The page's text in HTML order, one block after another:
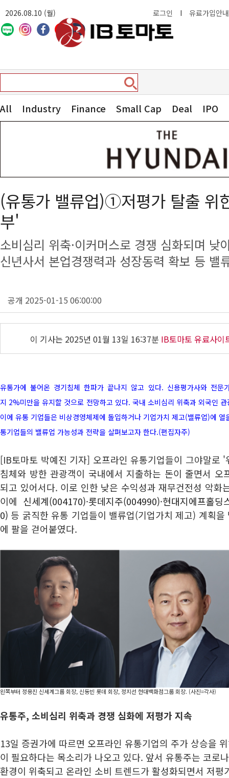
2026.08.10 (월) 로그인 I 유료가입안내
All Industry Finance Small Cap Deal IPO
(유통가 밸류업)①저평가 탈출 위
부'
소비심리 위축·이커머스로 경쟁 심화되며 낮
신년사서 본업경쟁력과 성장동력 확보 등 밸
공개 2025-01-15 06:00:00
이 기사는 2025년 01월 13일 16:37분 IB토마토 유료사이
유통가에 불어온 경기침체 한파가 끝나지 않고 있다. 신용평가사와 전문
지 2%미만을 유지할 것으로 전망하고 있다. 국내 소비심리 위축과 외국인
이에 유통 기업들은 비상경영체제에 돌입하거나 기업가치 제고(밸류업)에
통기업들의 밸류업 가능성과 전략을 살펴보고자 한다.(편집자주)
[IB토마토 박예진 기자] 오프라인 유통기업들이 그야말로
침체와 방한 관광객이 국내에서 지출하는 돈이 줄면서 오
되고 있어서다. 이로 인한 낮은 수익성과 재무건전성 악화
이에 신세계(004170)·롯데지주(004990)·현대지에프홀딩
0) 등 굵직한 유통 기업들이 밸류업(기업가치 제고) 계획
에 팔을 걷어붙였다.
왼쪽부터 정용진 신세계그룹 회장, 신동빈 롯데 회장, 정지선 현대백화점그룹 회장. (사진=각사)
유통주, 소비심리 위축과 경쟁 심화에 저평가 지속
13일 증권가에 따르면 오프라인 유통기업의 주가 상승을
이 필요하다는 목소리가 나오고 있다. 앞서 유통주는 코로
환경이 위축되고 온라인 소비 트렌드가 활성화되면서 저